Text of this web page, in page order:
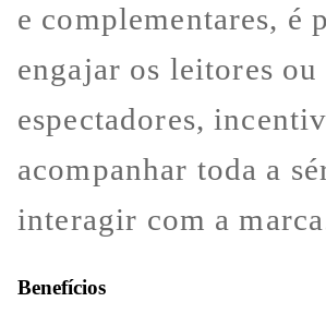
e complementares, é
engajar os leitores ou
espectadores,
acompanhar toda a
interagir com a
Benefícios